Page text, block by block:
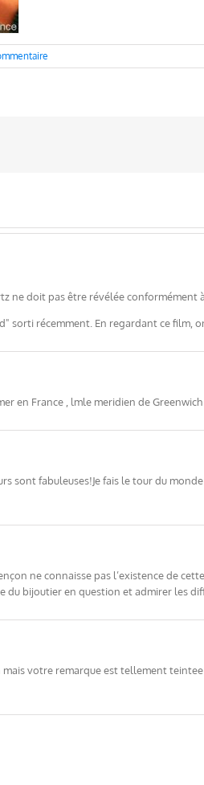
ne doit pas être révélée conformément
sorti récemment. En regardant ce film,
en France , lmle meridien de
sont fabuleuses!Je fais le tour du
ne connaisse pas l’existence de
bijoutier en question et admirer les
mais votre remarque est tellement